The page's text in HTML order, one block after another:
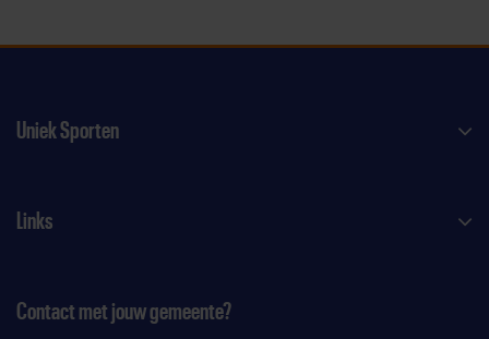
Uniek Sporten
Links
Contact met jouw gemeente?